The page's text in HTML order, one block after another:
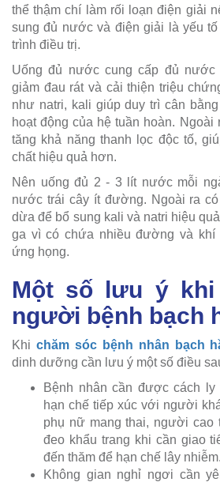
thể thậm chí làm rối loạn điện giải
sung đủ nước và điện giải là yếu tố
trình điều trị.
Uống đủ nước cung cấp đủ nước
giảm đau rát và cải thiện triệu
như natri, kali giúp duy trì cân
hoạt động của hệ tuần hoàn.
tăng khả năng thanh lọc độc tố,
chất hiệu quả hơn.
Nên uống đủ 2 - 3 lít nước mỗi
nước trái cây ít đường. Ngoài ra
dừa để bổ sung kali và natri hiệu
ga vì có chứa nhiều đường và khí
ứng họng.
Một số lưu ý khi
người bệnh bạch
Khi chăm sóc bệnh nhân bạch
dinh dưỡng cần lưu ý một số điều
Bệnh nhân cần được cách ly
hạn chế tiếp xúc với người
phụ nữ mang thai, người cao
đeo khẩu trang khi cần giao
đến thăm để hạn chế lây nhiễm.
Không gian nghỉ ngơi cần